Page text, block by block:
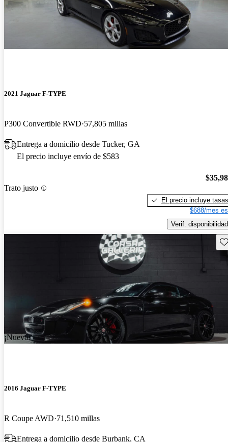
2021 Jaguar F-TYPE
P300 Convertible RWD 57,805 millas
Entrega a domicilio desde Tucker, GA
El precio incluye envío de $583
Trato justo
El precio incluye tasas
$688/mes
Verif. disponibilidad
¡Nuevo!
2016 Jaguar F-TYPE
R Coupe AWD 71,510 millas
Entrega a domicilio desde Burbank, CA